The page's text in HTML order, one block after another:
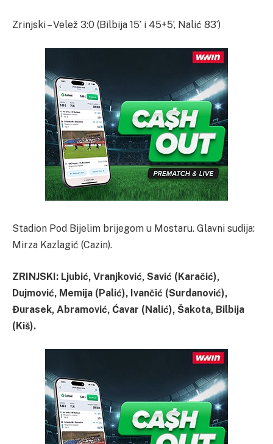
Zrinjski – Velež 3:0 (Bilbija 15’ i 45+5’, Nalić 83’)
Stadion Pod Bijelim brijegom u Mostaru. Glavni sudija:
Mirza Kazlagić (Cazin).
ZRINJSKI: Ljubić, Vranjković, Savić (Karačić),
Dujmović, Memija (Palić), Ivančić (Surdanović),
Đurasek, Abramović, Ćavar (Nalić), Šakota, Bilbija
(Kiš).